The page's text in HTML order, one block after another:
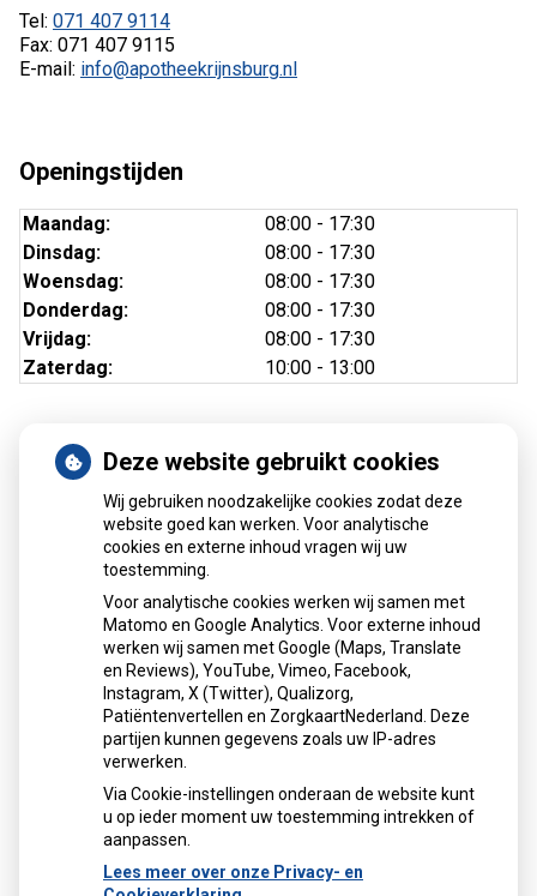
Tel: 071 407 9114
Fax: 071 407 9115
E-mail: info@apotheekrijnsburg.nl
Openingstijden
Maandag:
08:00 - 17:30
Dinsdag:
08:00 - 17:30
Woensdag:
08:00 - 17:30
Donderdag:
08:00 - 17:30
Vrijdag:
08:00 - 17:30
Zaterdag:
10:00 - 13:00
Nieuws
Sinds huisartsen afslankmedicijnen mogen voorschrijven,
neemt gebruik toe
Schurft sinds corona geen vergeten ziekte meer: aantal
uitbraken fors gestegen
Stoppen met afslankmedicijnen betekent zonder
leefstijlaanpassingen weer gewichtstoename
Kookadvies drinkwater in provincie Utrecht vanwege
besmetting
Terugroepactie babyvoeding Nestlé: bacterie kan baby’s
ziek maken
Deze website gebruikt cookies
Wij gebruiken noodzakelijke cookies zodat deze
website goed kan werken. Voor analytische
cookies en externe inhoud vragen wij uw
toestemming.
Voor analytische cookies werken wij samen met
Matomo en Google Analytics. Voor externe inhoud
werken wij samen met Google (Maps, Translate
en Reviews), YouTube, Vimeo, Facebook,
Instagram, X (Twitter), Qualizorg,
Patiëntenvertellen en ZorgkaartNederland. Deze
partijen kunnen gegevens zoals uw IP-adres
verwerken.
Via Cookie-instellingen onderaan de website kunt
u op ieder moment uw toestemming intrekken of
aanpassen.
Lees meer over onze Privacy- en